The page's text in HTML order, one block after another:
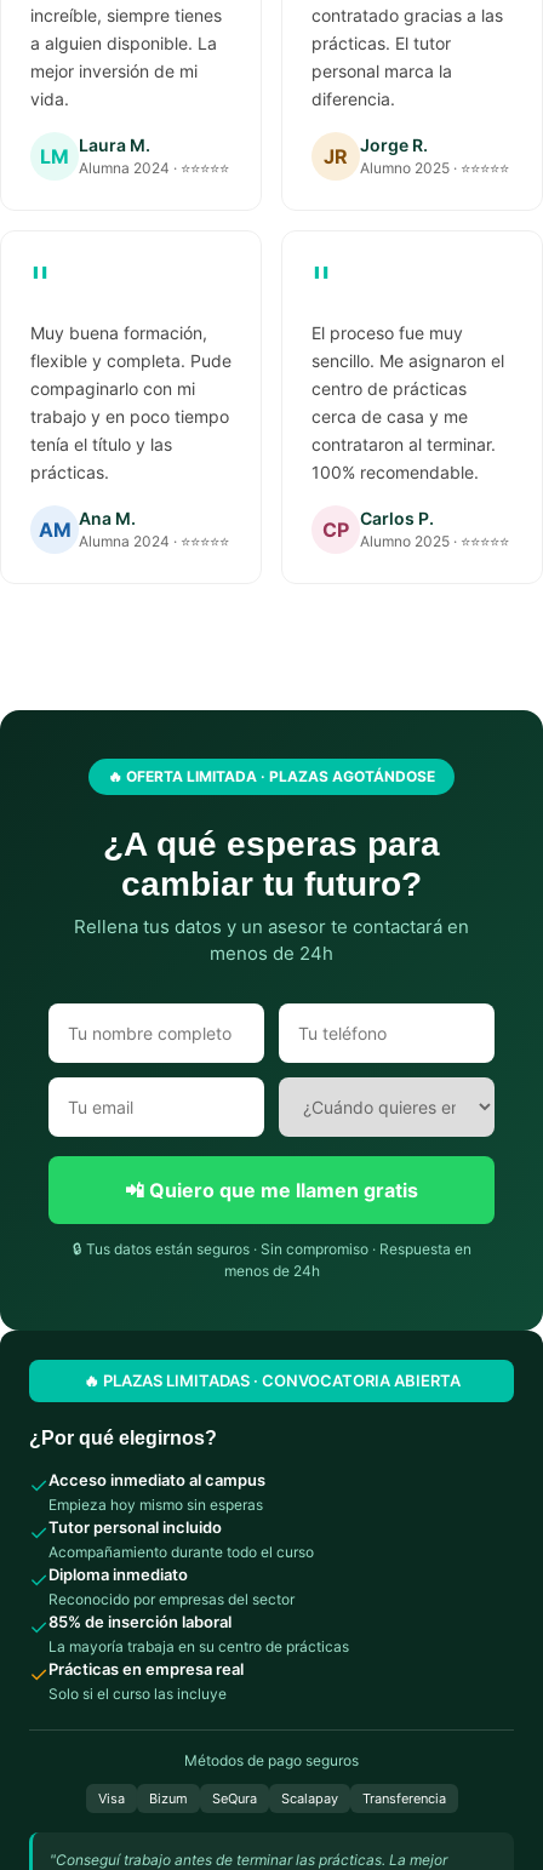
increíble, siempre tienes
a alguien disponible. La
mejor inversión de mi
vida.
LM Laura M.
Alumna 2024 · ⭐⭐⭐⭐⭐
contratado gracias a las
prácticas. El tutor
personal marca la
diferencia.
JR Jorge R.
Alumno 2025 · ⭐⭐⭐⭐⭐
"
Muy buena formación,
flexible y completa. Pude
compaginarlo con mi
trabajo y en poco tiempo
tenía el título y las
prácticas.
AM Ana M.
Alumna 2024 · ⭐⭐⭐⭐⭐
"
El proceso fue muy
sencillo. Me asignaron el
centro de prácticas
cerca de casa y me
contrataron al terminar.
100% recomendable.
CP Carlos P.
Alumno 2025 · ⭐⭐⭐⭐⭐
🔥 OFERTA LIMITADA · PLAZAS AGOTÁNDOSE
¿A qué esperas para
cambiar tu futuro?
Rellena tus datos y un asesor te contactará en
menos de 24h
📲 Quiero que me llamen gratis
🔒 Tus datos están seguros · Sin compromiso · Respuesta en
menos de 24h
🔥 PLAZAS LIMITADAS · CONVOCATORIA ABIERTA
¿Por qué elegirnos?
✓Acceso inmediato al campus
Empieza hoy mismo sin esperas
✓Tutor personal incluido
Acompañamiento durante todo el curso
✓Diploma inmediato
Reconocido por empresas del sector
✓85% de inserción laboral
La mayoría trabaja en su centro de prácticas
✓Prácticas en empresa real
Solo si el curso las incluye
Métodos de pago seguros
Visa Bizum SeQura Scalapay Transferencia
"Conseguí trabajo antes de terminar las prácticas. La mejor